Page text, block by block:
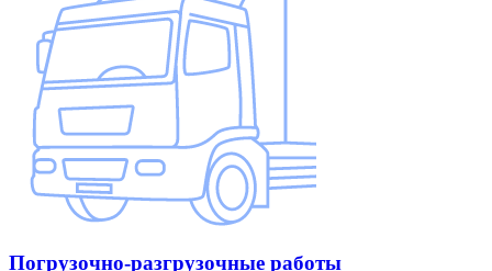
Погрузочно-разгрузочные работы